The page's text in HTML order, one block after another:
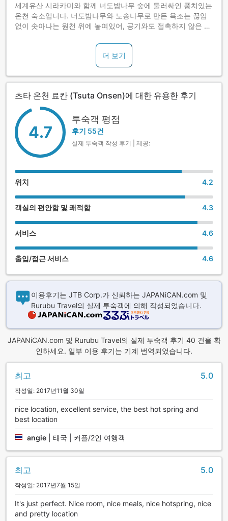
세계유산 시라카미와 함께 너도밤나무 숲에 둘러싸인 풍치있는
온천 숙소입니다. 너도밤나무와 노송나무로 만든 욕조는 끊임
없이 솟아나는 원천 위에 놓여있어, 공기와도 접촉하지 않은 원
더 보기
츠타 온천 료칸 (Tsuta Onsen)에 대한 유용한 후기
4.7
투숙객 평점
후기 55건
실제 투숙객 작성 후기 | 제공:
위치 4.2
객실의 편안함 및 쾌적함 4.3
서비스 4.6
출입/접근 서비스 4.6
이용후기는 JTB Corp.가 신뢰하는 JAPANiCAN.com 및
Rurubu Travel의 실제 투숙객에 의해 작성되었습니다.
JAPANiCAN.com 및 Rurubu Travel의 실제 투숙객 후기 40 건을 확
인하세요. 일부 이용 후기는 기계 번역되었습니다.
최고 5.0
작성일: 2017년11월 30일
nice location, excellent service, the best hot spring and
best location
angie 태국 | 커플/2인 여행객
최고 5.0
작성일: 2017년7월 15일
It's just perfect. Nice room, nice meals, nice hotspring, nice
and pretty location